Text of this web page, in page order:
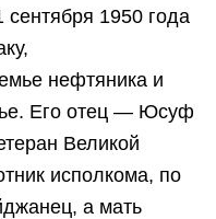
1950 года
нефтяника и
Его отец — Юсуф
Великой
исполкома, по
а мать